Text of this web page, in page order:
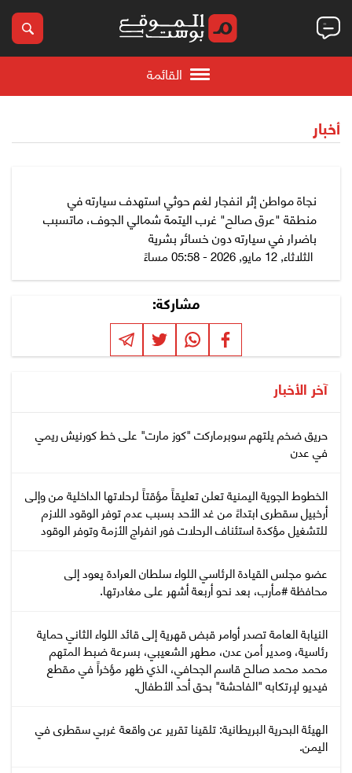
القائمة
أخبار
نجاة مواطن إثر انفجار لغم حوثي استهدف سيارته في
منطقة "عرق صالح" غرب اليتمة شمالي الجوف، ماتسبب
باضرار في سيارته دون خسائر بشرية
الثلاثاء, 12 مايو, 2026 - 05:58 مساءً
مشاركة:
آخر الأخبار
حريق ضخم يلتهم سوبرماركت "كوز مارت" على خط كورنيش ريمي
في عدن
الخطوط الجوية اليمنية تعلن تعليقاً مؤقتاً لرحلاتها الداخلية من وإلى
أرخبيل سقطرى ابتداءً من غد الأحد بسبب عدم توفر الوقود اللازم
للتشغيل مؤكدة استئناف الرحلات فور انفراج الأزمة وتوفر الوقود
عضو مجلس القيادة الرئاسي اللواء سلطان العرادة يعود إلى
محافظة #مأرب، بعد نحو أربعة أشهر على مغادرتها.
النيابة العامة تصدر أوامر قبض قهرية إلى قائد اللواء الثاني حماية
رئاسية، ومدير أمن عدن، مطهر الشعيبي، بسرعة ضبط المتهم
محمد محمد صالح قاسم الجحافي، الذي ظهر مؤخراً في مقطع
فيديو لإرتكابه "الفاحشة" بحق أحد الأطفال.
‏الهيئة البحرية البريطانية: تلقينا تقرير عن واقعة غربي سقطرى في
اليمن.